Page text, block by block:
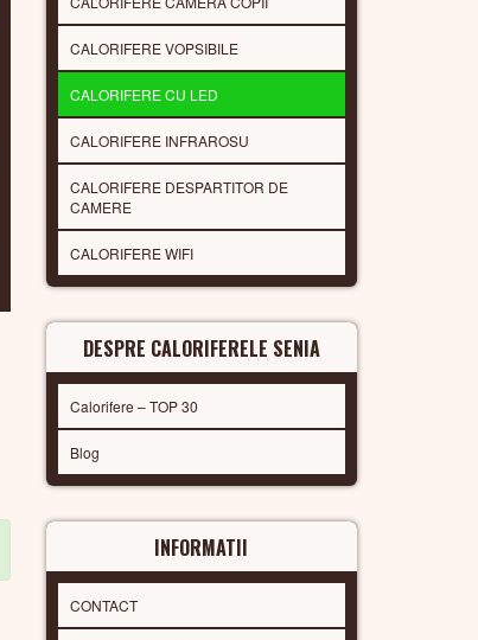
CALORIFERE VOPSIBILE
CALORIFERE CU LED
CALORIFERE INFRAROSU
CALORIFERE DESPARTITOR DE
CAMERE
CALORIFERE WIFI
DESPRE CALORIFERELE SENIA
Calorifere – TOP 30
Blog
INFORMATII
CONTACT